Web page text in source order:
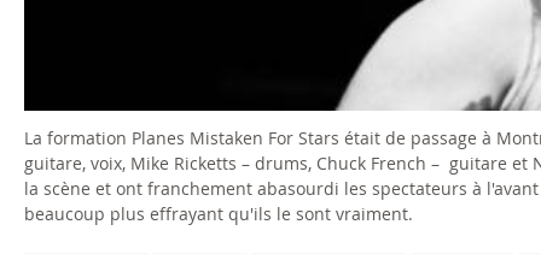
La formation Planes Mistaken For Stars était de passage à
guitare, voix, Mike Ricketts – drums, Chuck French – guitare
la scène et ont franchement abasourdi les spectateurs à
beaucoup plus effrayant qu'ils le sont vraiment.